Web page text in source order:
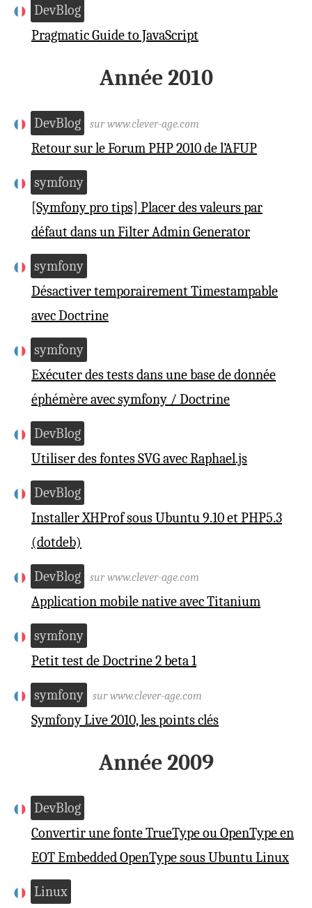
DevBlog
Pragmatic Guide to JavaScript
Année 2010
DevBlog sur www.clever-age.com
Retour sur le Forum PHP 2010 de l’AFUP
symfony
[Symfony pro tips] Placer des valeurs par
défaut dans un Filter Admin Generator
symfony
Désactiver temporairement Timestampable
avec Doctrine
symfony
Exécuter des tests dans une base de donnée
éphémère avec symfony / Doctrine
DevBlog
Utiliser des fontes SVG avec Raphael.js
DevBlog
Installer XHProf sous Ubuntu 9.10 et PHP5.3
(dotdeb)
DevBlog sur www.clever-age.com
Application mobile native avec Titanium
symfony
Petit test de Doctrine 2 beta 1
symfony sur www.clever-age.com
Symfony Live 2010, les points clés
Année 2009
DevBlog
Convertir une fonte TrueType ou OpenType en
EOT Embedded OpenType sous Ubuntu Linux
Linux